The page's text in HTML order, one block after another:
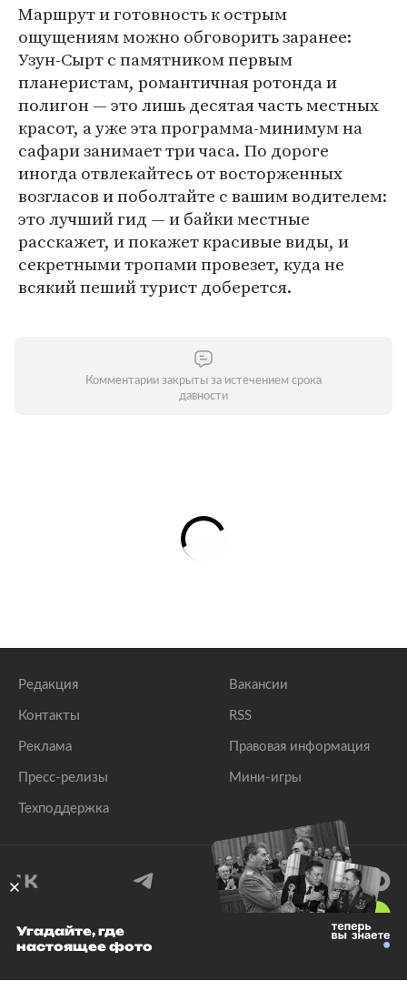
Маршрут и готовность к острым
ощущениям можно обговорить заранее:
Узун-Сырт с памятником первым
планеристам, романтичная ротонда и
полигон — это лишь десятая часть местных
красот, а уже эта программа-минимум на
сафари занимает три часа. По дороге
иногда отвлекайтесь от восторженных
возгласов и поболтайте с вашим водителем:
это лучший гид — и байки местные
расскажет, и покажет красивые виды, и
секретными тропами провезет, куда не
всякий пеший турист доберется.
Комментарии закрыты за истечением срока
давности
Редакция
Контакты
Реклама
Пресс-релизы
Техподдержка
Вакансии
RSS
Правовая информация
Мини-игры
© 1999–2026 Все права защищены.
Угадайте, где
настоящее фото